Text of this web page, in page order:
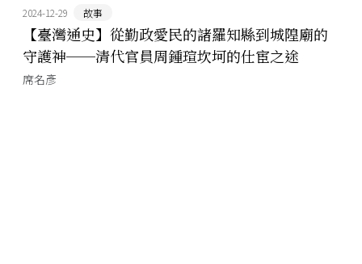
2024-12-29 故事
【臺灣通史】從勤政愛民的諸羅知縣到城隍廟的
守護神──清代官員周鍾瑄坎坷的仕宦之途
席名彥